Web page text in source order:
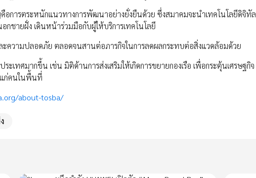
อการตระหนักแนวทางการพัฒนาอย่างยั่งยืนด้วย ซึ่งสมาคมจะนำเทคโนโลยีดิจิทัล
ชายฝั่ง เดินหน้าร่วมมือกับผู้ให้บริการเทคโนโลยี
ความปลอดภัย ตลอดจนสานต่อภารกิจในการลดผลกระทบต่อสิ่งแวดล้อมด้วย
เทศมากขึ้น เช่น มิติด้านการส่งเสริมให้เกิดการขยายกองเรือ เพื่อกระตุ้นเศรษฐกิจ
แก่คนในพื้นที่
about-tosba/